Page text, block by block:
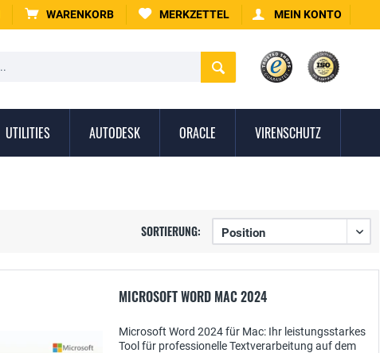
WARENKORB MERKZETTEL MEIN KONTO
UTILITIES AUTODESK ORACLE VIRENSCHUTZ
SORTIERUNG:
MICROSOFT WORD MAC 2024
Microsoft Word 2024 für Mac: Ihr leistungsstarkes
Tool für professionelle Textverarbeitung auf dem